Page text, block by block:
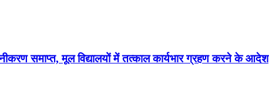
समाप्त, मूल विद्यालयों में तत्काल कार्यभार ग्रहण करने के आदेश